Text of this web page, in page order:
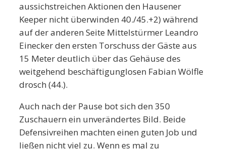
aussichstreichen Aktionen den Hausener
Keeper nicht überwinden 40./45.+2) während
auf der anderen Seite Mittelstürmer Leandro
Einecker den ersten Torschuss der Gäste aus
15 Meter deutlich über das Gehäuse des
weitgehend beschäftigunglosen Fabian Wölfle
drosch (44.).
Auch nach der Pause bot sich den 350
Zuschauern ein unverändertes Bild. Beide
Defensivreihen machten einen guten Job und
ließen nicht viel zu. Wenn es mal zu